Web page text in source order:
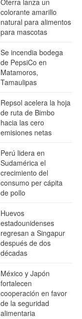
Oterra lanza un
colorante amarillo
natural para alimentos
para mascotas
Se incendia bodega
de PepsiCo en
Matamoros,
Tamaulipas
Repsol acelera la hoja
de ruta de Bimbo
hacia las cero
emisiones netas
Perú lidera en
Sudamérica el
crecimiento del
consumo per cápita
de pollo
Huevos
estadounidenses
regresan a Singapur
después de dos
décadas
México y Japón
fortalecen
cooperación en favor
de la seguridad
alimentaria